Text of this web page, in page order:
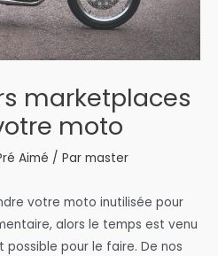
marketplaces
moto
Aimé / Par master
votre moto inutilisée pour
alors le temps est venu
possible pour le faire. De nos